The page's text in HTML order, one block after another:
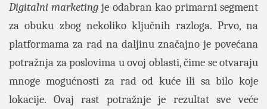
Digitalni marketing je odabran kao primarni segment
za obuku zbog nekoliko ključnih razloga. Prvo, na
platformama za rad na daljinu značajno je povećana
potražnja za poslovima u ovoj oblasti, čime se otvaraju
mnoge mogućnosti za rad od kuće ili sa bilo koje
lokacije. Ovaj rast potražnje je rezultat sve veće